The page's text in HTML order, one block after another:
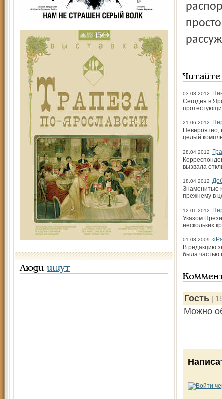
Люди ищут
03.08.2012
Сегодня в
21.06.2012
Невероятно,
целый
28.04.2012
вызвала
18.04.2012
Знаменитые
прежнему в
12.01.2012
Указом
нескольких
01.08.2009
В редакцию
была частью
Гость |
Можно